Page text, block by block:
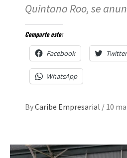
Quintana Roo, se
Comparte esto:
Facebook Twitter
WhatsApp
ByCaribe Empresarial / 10